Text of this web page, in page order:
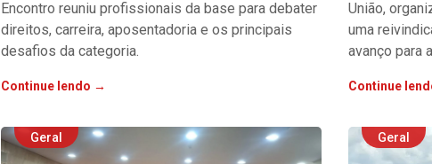
Encontro reuniu profissionais da base para debater
direitos, carreira, aposentadoria e os principais
desafios da categoria.
Continue lendo →
União,
uma
avanço para
Continue
Geral Geral